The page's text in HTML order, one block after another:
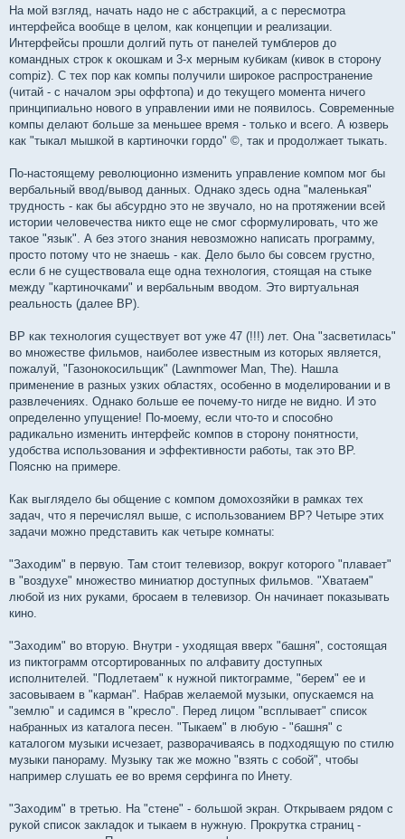
На мой взгляд, начать надо не с абстракций, а с пересмотра
интерфейса вообще в целом, как концепции и реализации.
Интерфейсы прошли долгий путь от панелей тумблеров до
командных строк к окошкам и 3-х мерным кубикам (кивок в сторону
compiz). С тех пор как компы получили широкое распространение
(читай - с началом эры оффтопа) и до текущего момента ничего
принципиально нового в управлении ими не появилось. Современные
компы делают больше за меньшее время - только и всего. А юзверь
как "тыкал мышкой в картиночки гордо" ©, так и продолжает тыкать.
По-настоящему революционно изменить управление компом мог бы
вербальный ввод/вывод данных. Однако здесь одна "маленькая"
трудность - как бы абсурдно это не звучало, но на протяжении всей
истории человечества никто еще не смог сформулировать, что же
такое "язык". А без этого знания невозможно написать программу,
просто потому что не знаешь - как. Дело было бы совсем грустно,
если б не существовала еще одна технология, стоящая на стыке
между "картиночками" и вербальным вводом. Это виртуальная
реальность (далее ВР).
ВР как технология существует вот уже 47 (!!!) лет. Она "засветилась"
во множестве фильмов, наиболее известным из которых является,
пожалуй, "Газонокосильщик" (Lawnmower Man, The). Нашла
применение в разных узких областях, особенно в моделировании и в
развлечениях. Однако больше ее почему-то нигде не видно. И это
определенно упущение! По-моему, если что-то и способно
радикально изменить интерфейс компов в сторону понятности,
удобства использования и эффективности работы, так это ВР.
Поясню на примере.
Как выглядело бы общение с компом домохозяйки в рамках тех
задач, что я перечислял выше, с использованием ВР? Четыре этих
задачи можно представить как четыре комнаты:
"Заходим" в первую. Там стоит телевизор, вокруг которого "плавает"
в "воздухе" множество миниатюр доступных фильмов. "Хватаем"
любой из них руками, бросаем в телевизор. Он начинает показывать
кино.
"Заходим" во вторую. Внутри - уходящая вверх "башня", состоящая
из пиктограмм отсортированных по алфавиту доступных
исполнителей. "Подлетаем" к нужной пиктограмме, "берем" ее и
засовываем в "карман". Набрав желаемой музыки, опускаемся на
"землю" и садимся в "кресло". Перед лицом "всплывает" список
набранных из каталога песен. "Тыкаем" в любую - "башня" с
каталогом музыки исчезает, разворачиваясь в подходящую по стилю
музыки панораму. Музыку так же можно "взять с собой", чтобы
например слушать ее во время серфинга по Инету.
"Заходим" в третью. На "стене" - большой экран. Открываем рядом с
рукой список закладок и тыкаем в нужную. Прокрутка страниц -